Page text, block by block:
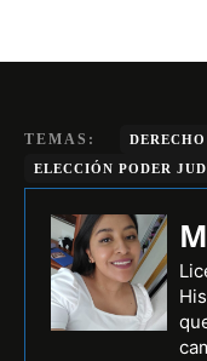
TEMAS:
ELECCIÓN PODER